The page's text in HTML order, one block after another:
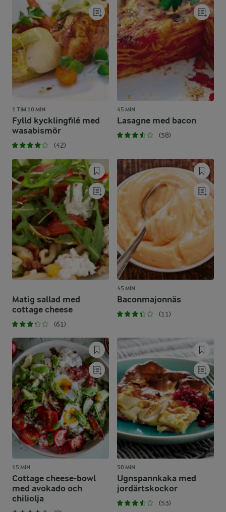
1 TIM 10 MIN
Fylld kycklingfilé med
wasabismör
(42)
45 MIN
Lasagne med bacon
(58)
Matig sallad med
cottage cheese
(61)
45 MIN
Baconmajonnäs
(11)
15 MIN
Cottage cheese-bowl
med avokado och
chiliolja
50 MIN
Ugnspannkaka med
jordärtskockor
(53)